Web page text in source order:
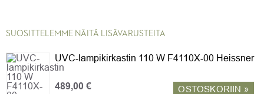
SUOSITTELEMME NÄITÄ LISÄVARUSTEITA
UVC-lampikirkastin 110 W F4110X-00 Heissner
489,00 € OSTOSKORIIN »